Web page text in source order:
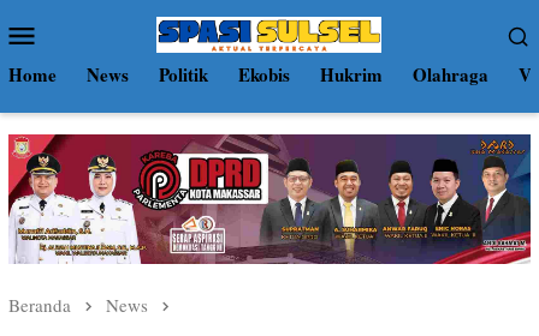
ke
kontenMobile
Home News Politik Ekobis Hukrim Olahraga
Beranda News